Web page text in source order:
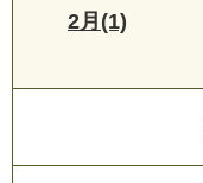
2月(1)